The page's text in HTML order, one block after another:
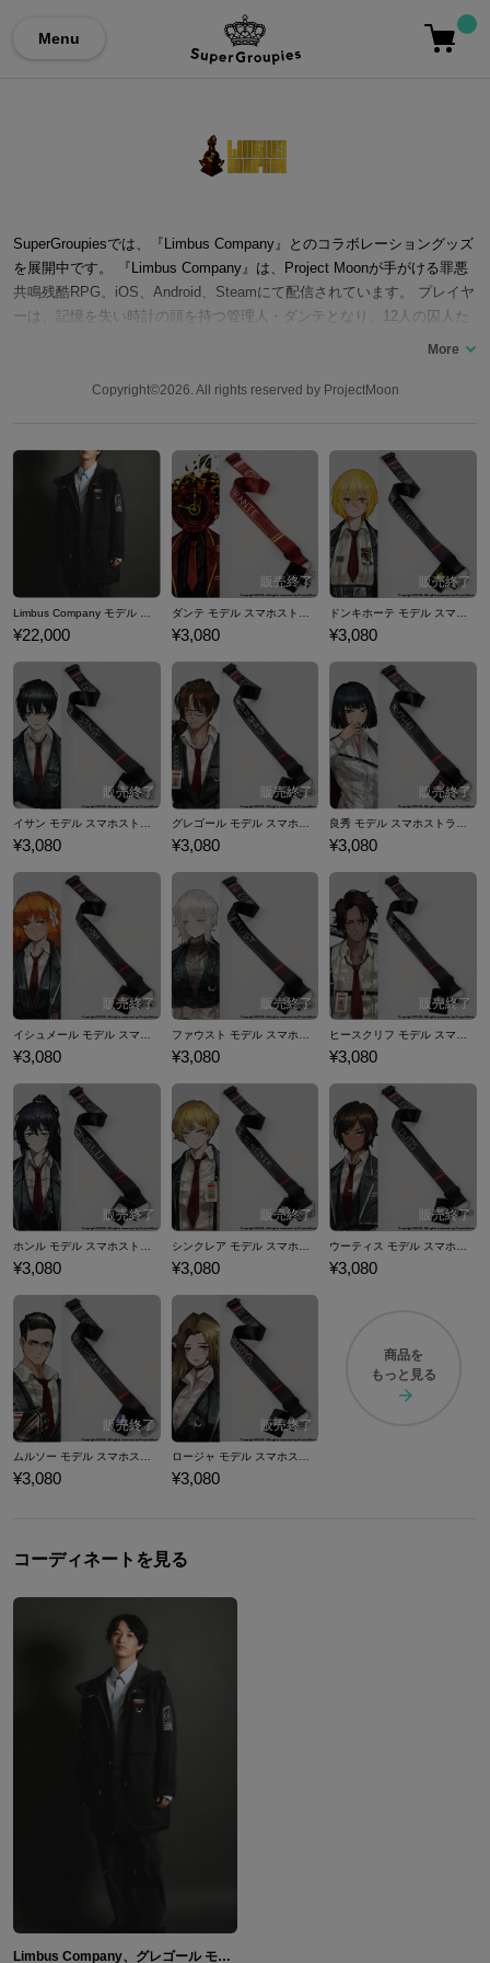
Menu
SuperGroupiesでは、『Limbus Company』とのコラボレーショングッズ
を展開中です。 『Limbus Company』は、Project Moonが手がける罪悪
共鳴残酷RPG。iOS、Android、Steamにて配信されています。 プレイヤ
ーは、記憶を失い時計の頭を持つ管理人・ダンテとなり、12人の囚人た
ちを率いて「黄金の枝」を回収する旅へ。Limbus Companyが所有する
えた囚人たちとともに、巨大な「都市」の各区域を巡ります。 戦闘で
らではの重厚な世界観と苛烈な戦闘、そして囚人たちの過去や罪が次第
に明らかになっていく、陰惨さの中にも独特のユーモアをたたえた物語
が魅力の作品です。 ここでは、『Limbus Company』公式コラボレーシ
ョンアイテムの中から、アウターをご紹介します。
Copyright©2026. All rights reserved by ProjectMoon
¥22,000 ¥3,080 ¥3,080
イサン モデル スマホストラップ&フォンタブ Limbus Company
¥3,080
グレゴール モデル スマホストラップ&フォンタブ Limbus Company
¥3,080
良秀 モデル スマホストラップ&フォンタブ Limbus Company
¥3,080
¥3,080 ¥3,080 ¥3,080
¥3,080 ¥3,080 ¥3,080
ムルソー モデル スマホストラップ&フォンタブ Limbus Company
¥3,080
ロージャ モデル スマホストラップ&フォンタブ Limbus Company
¥3,080
商品を
もっと見る
コーディネートを見る
Limbus Company、グレゴール モデル アウター、スマホストラップ&フォンタブ Limbus Company